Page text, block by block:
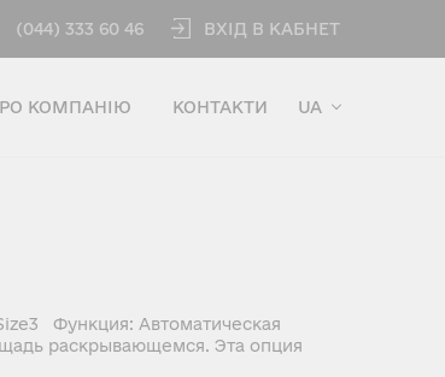
(044) 333 60 46 ВХІД В КАБНЕТ
КОМПАНІЮ КОНТАКТИ UA
Функция: Автоматическая
раскрывающемся. Эта опция